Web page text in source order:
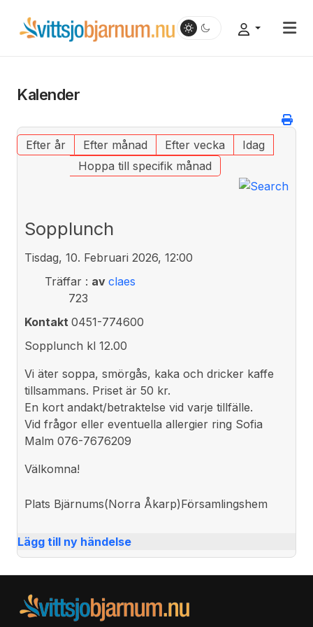
Kalender
Efter år Efter månad Efter vecka
Idag
Hoppa till specifik månad
Sopplunch
Tisdag, 10. Februari 2026, 12:00
Träffar:
723
av claes
Kontakt 0451-774600
Sopplunch kl 12.00
Vi äter soppa, smörgås, kaka och dricker kaffe
tillsammans. Priset är 50 kr.
En kort andakt/betraktelse vid varje tillfälle.
Vid frågor eller eventuella allergier ring Sofia
Malm 076-7676209
Välkomna!
Plats Bjärnums(Norra Åkarp)Församlingshem
Lägg till ny händelse